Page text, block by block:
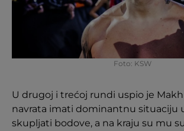
Foto: KSW
U drugoj i trećoj rundi uspio je
navrata imati dominantnu situaciju
skupljati bodove, a na kraju su mu